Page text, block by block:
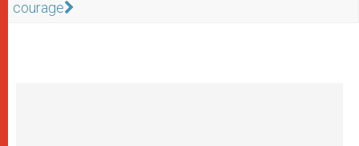
courage